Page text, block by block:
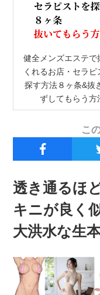
健全メンズエステで
くれるお店・セラピ
探す方法８ヶ条&抜
ずしてもらう方
こ
透き通るほ
キニが良く
大洪水な生